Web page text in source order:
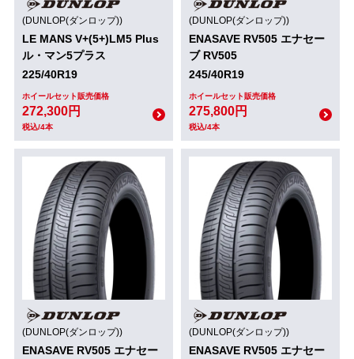
(DUNLOP(ダンロップ))
LE MANS V+(5+)LM5 Plus
ル・マン5プラス
225/40R19
ホイールセット販売価格
272,300円
税込/4本
(DUNLOP(ダンロップ))
ENASAVE RV505 エナセー
ブ RV505
245/40R19
ホイールセット販売価格
275,800円
税込/4本
(DUNLOP(ダンロップ))
ENASAVE RV505 エナセー
(DUNLOP(ダンロップ))
ENASAVE RV505 エナセー